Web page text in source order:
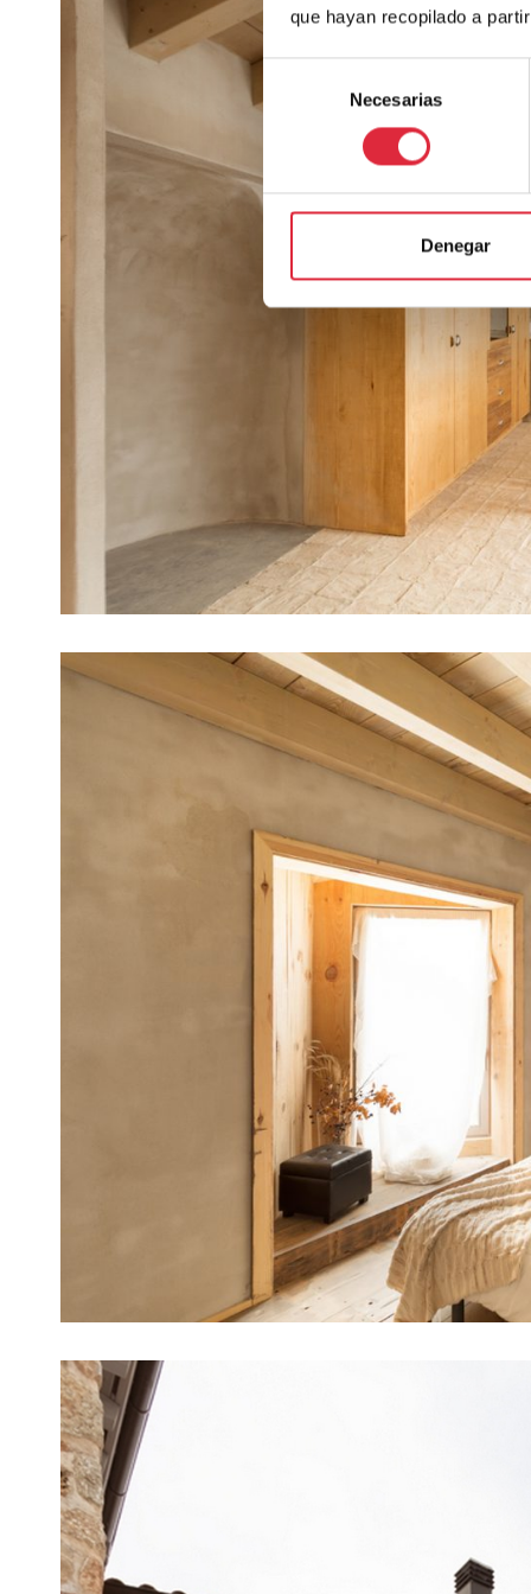
que hayan recopilado a
de
consentimiento
Necesarias
Denegar